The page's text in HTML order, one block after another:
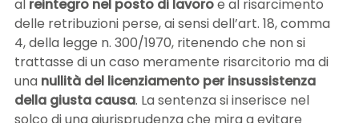
al reintegro nel posto di lavoroe al risarcimento
delle retribuzioni perse, ai sensi dell’art. 18, comma
4, della legge n. 300/1970, ritenendo che non si
trattasse di un caso meramente risarcitorio ma di
una nullità del licenziamento per insussistenza
della giusta causa. La sentenza si inserisce nel
solco di una giurisprudenza che mira a evitare